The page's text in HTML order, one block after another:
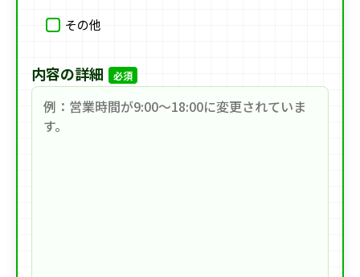
その他
内容の詳細 必須